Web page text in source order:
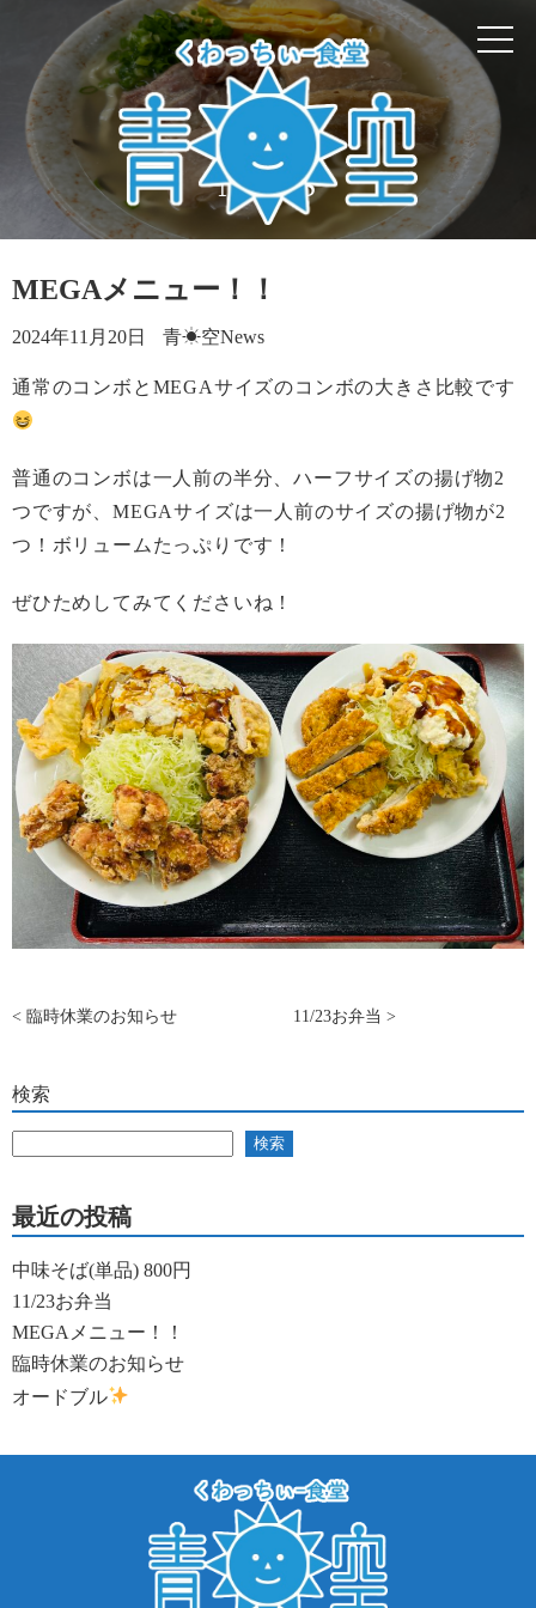
HOME
メニュー
夜メニュー＆お酒
店長挨拶
青☀空 ギャラリー
お問い合わせ
NEWS
MEGAメニュー！！
2024年11月20日 青☀空News
通常のコンボとMEGAサイズのコンボの大きさ比較です
普通のコンボは一人前の半分、ハーフサイズの揚げ物2
つですが、MEGAサイズは一人前のサイズの揚げ物が2
つ！ボリュームたっぷりです！
ぜひためしてみてくださいね！
< 臨時休業のお知らせ 11/23お弁当 >
検索
検索
最近の投稿
中味そば(単品) 800円
11/23お弁当
MEGAメニュー！！
臨時休業のお知らせ
オードブル